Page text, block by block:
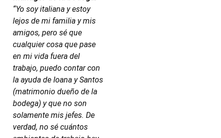
“Yo soy italiana y estoy
lejos de mi familia y mis
amigos, pero sé que
cualquier cosa que pase
en mi vida fuera del
trabajo, puedo contar con
la ayuda de Ioana y Santos
(matrimonio dueño de la
bodega) y que no son
solamente mis jefes. De
verdad, no sé cuántos